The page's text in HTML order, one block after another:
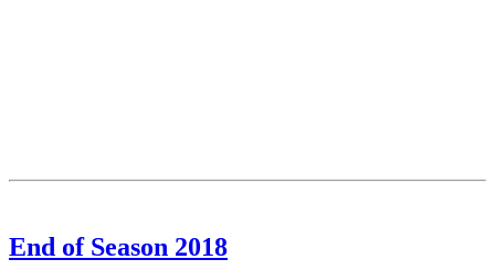
End of Season 2018